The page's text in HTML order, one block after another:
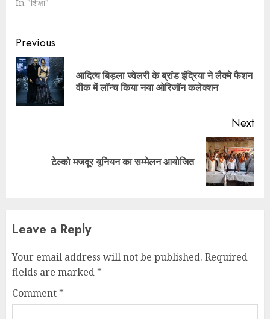
In "शिक्षा"
Continue
Reading
Previous
आदित्य बिड़ला ज्वेलरी के ब्रांड इंद्रिया ने लैक्मे फैशन
वीक में लॉन्च किया नया ओरिजॉन कलेक्शन
Next
टेल्को मजदूर यूनियन का सम्मेलन आयोजित
Leave a Reply
Your email address will not be published. Required
fields are marked *
Comment *